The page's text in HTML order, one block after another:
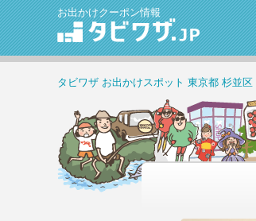
お出かけクーポン情報
タビワザ お出かけスポット 東京都 杉並区